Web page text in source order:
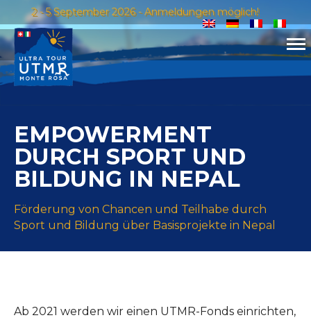
2 - 5 September 2026 - Anmeldungen möglich!
EMPOWERMENT
DURCH SPORT UND
BILDUNG IN NEPAL
Förderung von Chancen und Teilhabe durch
Sport und Bildung über Basisprojekte in Nepal
Ab 2021 werden wir einen UTMR-Fonds einrichten,